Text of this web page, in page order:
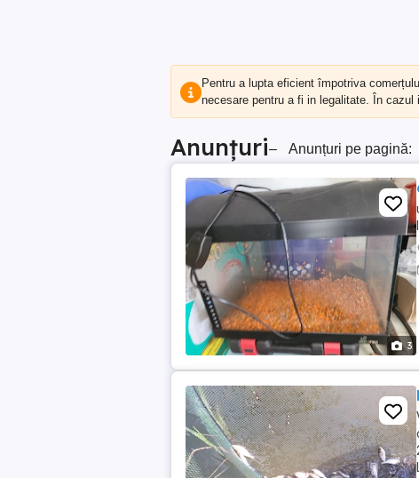
Pentru a lupta eficient împotriva
necesare pentru a fi in legalitate. În
Anunțuri– Anunțuri pe pagină:
3